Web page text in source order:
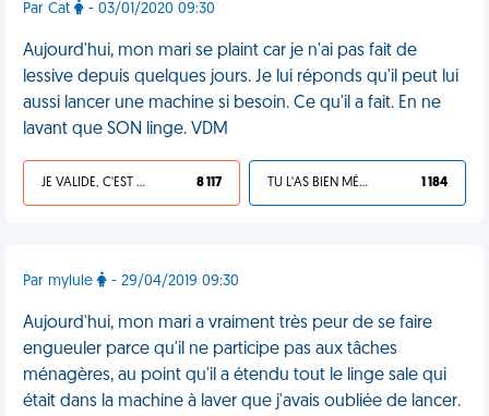
Par Cat - 03/01/2020 09:30
Aujourd'hui, mon mari se plaint car je n'ai pas fait de
lessive depuis quelques jours. Je lui réponds qu'il peut lui
aussi lancer une machine si besoin. Ce qu'il a fait. En ne
lavant que SON linge. VDM
JE VALIDE, C'EST UNE VDM 8 117 TU L'AS BIEN MÉRITÉ 1 184
Par mylule - 29/04/2019 09:30
Aujourd'hui, mon mari a vraiment très peur de se faire
engueuler parce qu'il ne participe pas aux tâches
ménagères, au point qu'il a étendu tout le linge sale qui
était dans la machine à laver que j'avais oubliée de lancer.